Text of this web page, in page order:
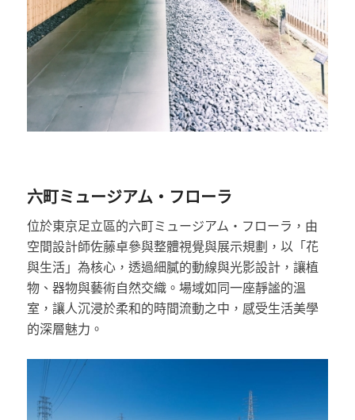
六町ミュージアム・フローラ
位於東京足立區的六町ミュージアム・フローラ，由
空間設計師佐藤卓參與整體視覺與展示規劃，以「花
與生活」為核心，透過細膩的動線與光影設計，讓植
物、器物與藝術自然交織。場域如同一座靜謐的溫
室，讓人沉浸於柔和的時間流動之中，感受生活美學
的深層魅力。